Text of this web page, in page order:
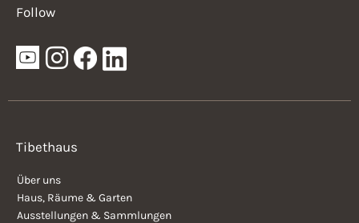
Follow
Tibethaus
Über uns
Haus, Räume & Garten
Ausstellungen & Sammlungen